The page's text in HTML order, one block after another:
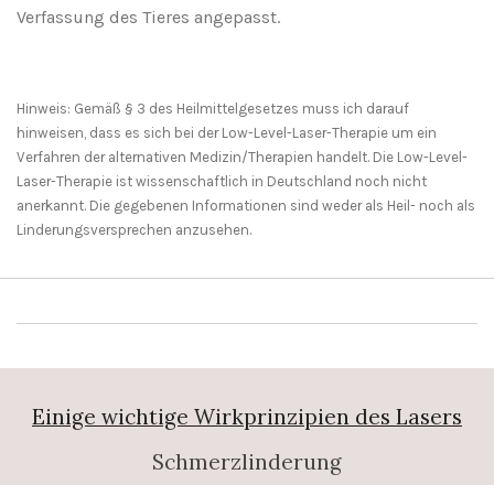
Verfassung des Tieres angepasst.
Hinweis: Gemäß § 3 des Heilmittelgesetzes muss ich darauf
hinweisen, dass es sich bei der Low-Level-Laser-Therapie um ein
Verfahren der alternativen Medizin/Therapien handelt. Die Low-Level-
Laser-Therapie ist wissenschaftlich in Deutschland noch nicht
anerkannt. Die gegebenen Informationen sind weder als Heil- noch als
Linderungsversprechen anzusehen.
Einige wichtige Wirkprinzipien des Lasers
Schmerzlinderung